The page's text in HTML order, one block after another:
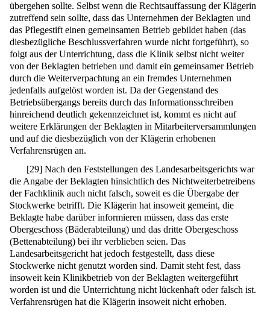
übergehen sollte. Selbst wenn die Rechtsauffassung der Klägerin
zutreffend sein sollte, dass das Unternehmen der Beklagten und
das Pflegestift einen gemeinsamen Betrieb gebildet haben (das
diesbezügliche Beschlussverfahren wurde nicht fortgeführt), so
folgt aus der Unterrichtung, dass die Klinik selbst nicht weiter
von der Beklagten betrieben und damit ein gemeinsamer Betrieb
durch die Weiterverpachtung an ein fremdes Unternehmen
jedenfalls aufgelöst worden ist. Da der Gegenstand des
Betriebsübergangs bereits durch das Informationsschreiben
hinreichend deutlich gekennzeichnet ist, kommt es nicht auf
weitere Erklärungen der Beklagten in Mitarbeiterversammlungen
und auf die diesbezüglich von der Klägerin erhobenen
Verfahrensrügen an.
[29] Nach den Feststellungen des Landesarbeitsgerichts war
die Angabe der Beklagten hinsichtlich des Nichtweiterbetreibens
der Fachklinik auch nicht falsch, soweit es die Übergabe der
Stockwerke betrifft. Die Klägerin hat insoweit gemeint, die
Beklagte habe darüber informieren müssen, dass das erste
Obergeschoss (Bäderabteilung) und das dritte Obergeschoss
(Bettenabteilung) bei ihr verblieben seien. Das
Landesarbeitsgericht hat jedoch festgestellt, dass diese
Stockwerke nicht genutzt worden sind. Damit steht fest, dass
insoweit kein Klinikbetrieb von der Beklagten weitergeführt
worden ist und die Unterrichtung nicht lückenhaft oder falsch ist.
Verfahrensrügen hat die Klägerin insoweit nicht erhoben.